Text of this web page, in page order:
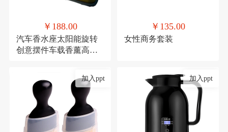
￥188.00
汽车香水座太阳能旋转
创意摆件车载香薰高档
￥135.00
女性商务套装
加入ppt 加入ppt